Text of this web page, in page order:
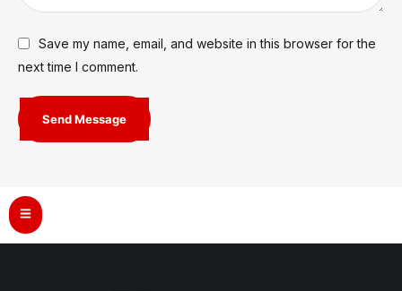
Save my name, email, and website in this browser for the
next time I comment.
Send Message